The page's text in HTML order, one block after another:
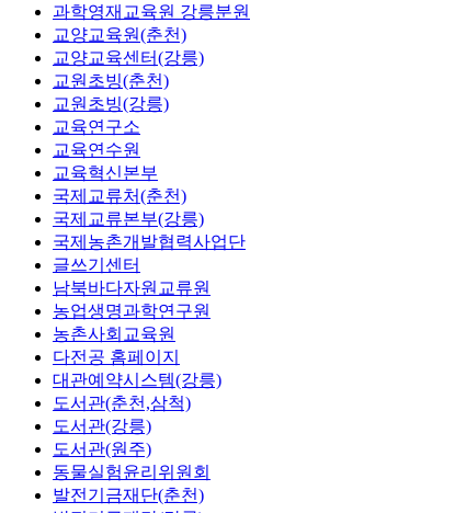
과학영재교육원 강릉분원
교양교육원(춘천)
교양교육센터(강릉)
교원초빙(춘천)
교원초빙(강릉)
교육연구소
교육연수원
교육혁신본부
국제교류처(춘천)
국제교류본부(강릉)
국제농촌개발협력사업단
글쓰기센터
남북바다자원교류원
농업생명과학연구원
농촌사회교육원
다전공 홈페이지
대관예약시스템(강릉)
도서관(춘천,삼척)
도서관(강릉)
도서관(원주)
동물실험윤리위원회
발전기금재단(춘천)